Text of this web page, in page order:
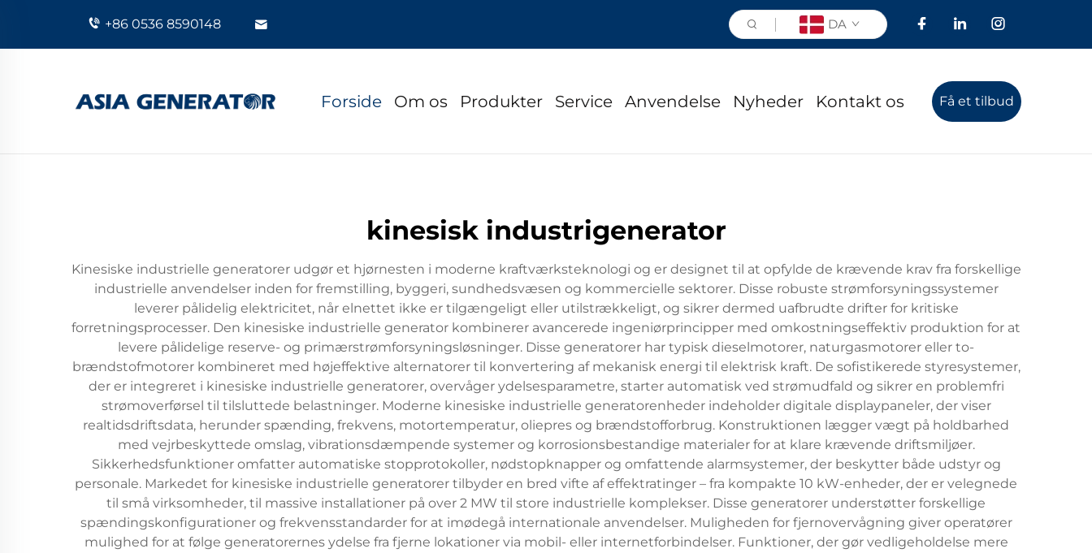
+86 0536 8590148 DA
Forside Om os Produkter Service Anvendelse Nyheder Kontakt os Få et tilbud
kinesisk industrigenerator
Kinesiske industrielle generatorer udgør et hjørnesten i moderne kraftværksteknologi og er designet til at opfylde de krævende krav fra forskellige
industrielle anvendelser inden for fremstilling, byggeri, sundhedsvæsen og kommercielle sektorer. Disse robuste strømforsyningssystemer
leverer pålidelig elektricitet, når elnettet ikke er tilgængeligt eller utilstrækkeligt, og sikrer dermed uafbrudte drifter for kritiske
forretningsprocesser. Den kinesiske industrielle generator kombinerer avancerede ingeniørprincipper med omkostningseffektiv produktion for at
levere pålidelige reserve- og primærstrømforsyningsløsninger. Disse generatorer har typisk dieselmotorer, naturgasmotorer eller to-
brændstofmotorer kombineret med højeffektive alternatorer til konvertering af mekanisk energi til elektrisk kraft. De sofistikerede styresystemer,
der er integreret i kinesiske industrielle generatorer, overvåger ydelsesparametre, starter automatisk ved strømudfald og sikrer en problemfri
strømoverførsel til tilsluttede belastninger. Moderne kinesiske industrielle generatorenheder indeholder digitale displaypaneler, der viser
realtidsdriftsdata, herunder spænding, frekvens, motortemperatur, oliepres og brændstofforbrug. Konstruktionen lægger vægt på holdbarhed
med vejrbeskyttede omslag, vibrationsdæmpende systemer og korrosionsbestandige materialer for at klare krævende driftsmiljøer.
Sikkerhedsfunktioner omfatter automatiske stopprotokoller, nødstopknapper og omfattende alarmsystemer, der beskytter både udstyr og
personale. Markedet for kinesiske industrielle generatorer tilbyder en bred vifte af effektratinger – fra kompakte 10 kW-enheder, der er velegnede
til små virksomheder, til massive installationer på over 2 MW til store industrielle komplekser. Disse generatorer understøtter forskellige
spændingskonfigurationer og frekvensstandarder for at imødegå internationale anvendelser. Muligheden for fjernovervågning giver operatører
mulighed for at følge generatorernes ydelse fra fjerne lokationer via mobil- eller internetforbindelser. Funktioner, der gør vedligeholdelse mere